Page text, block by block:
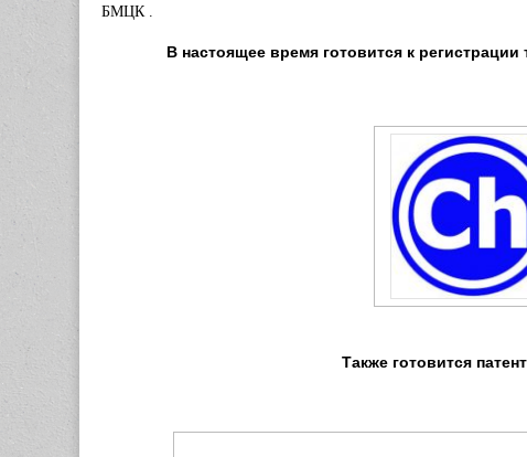
БМЦК.
В настоящее время готовится к
Также готовится